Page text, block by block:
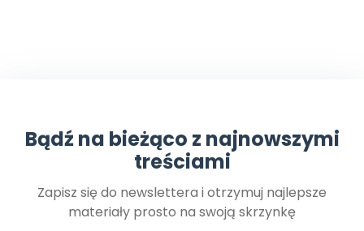
Bądź na bieżąco z najnowszymi
treściami
Zapisz się do newslettera i otrzymuj najlepsze
materiały prosto na swoją skrzynkę